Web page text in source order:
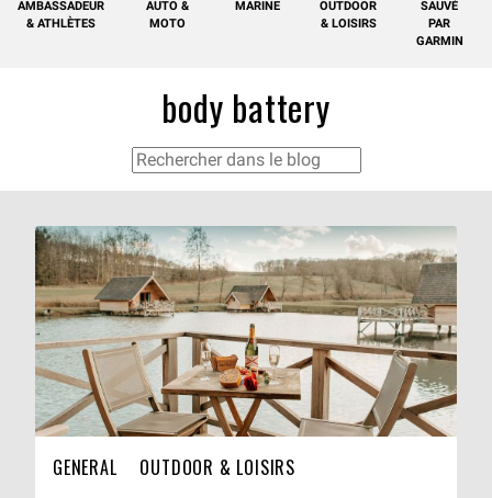
AMBASSADEUR
& ATHLÈTES
AUTO &
MOTO
MARINE
OUTDOOR
& LOISIRS
SAUVÉ
PAR
GARMIN
body battery
GENERAL
OUTDOOR & LOISIRS